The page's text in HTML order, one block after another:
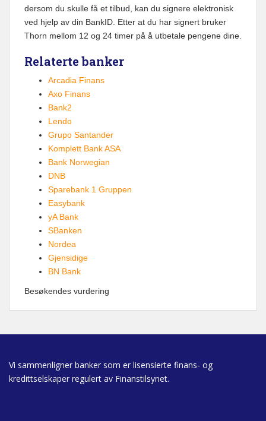
dersom du skulle få et tilbud, kan du signere elektronisk
ved hjelp av din BankID. Etter at du har signert bruker
Thorn mellom 12 og 24 timer på å utbetale pengene dine.
Relaterte banker
Arcadia Finans
Axo Finans
Bank2
Lendo
Grupo Santander
Komplett Bank ASA
Bank Norwegian
DNB
Sparebank 1 Gruppen
Easybank
yA Bank
SBanken
Nordea
Gjensidige
BN Bank
Besøkendes vurdering
Vi sammenligner banker som er lisensierte finans- og
kredittselskaper regulert av Finanstilsynet.